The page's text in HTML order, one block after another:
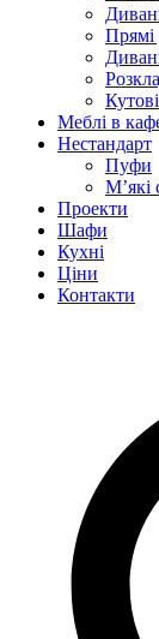
Прямі
Меблі в
Нестандарт
Пуфи
М’які
Проекти
Шафи
Кухні
Ціни
Контакти